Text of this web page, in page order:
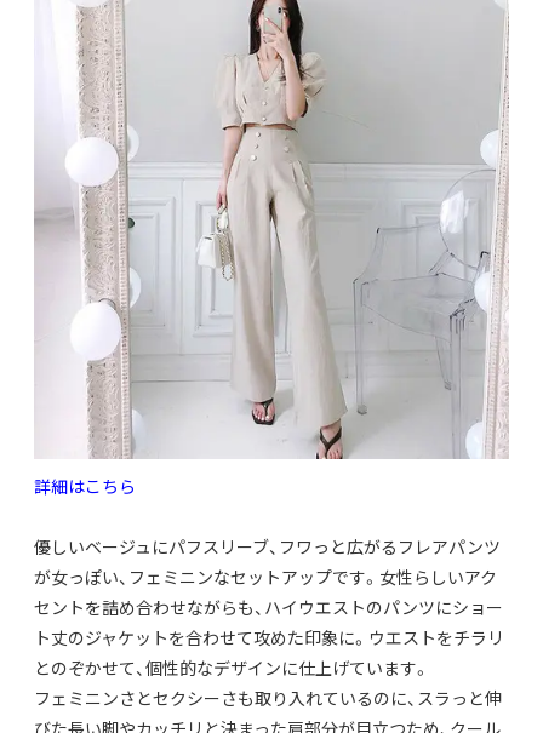
詳細はこちら
優しいベージュにパフスリーブ、 フワっと広がるフレアパンツ
が女っぽい、 フェミニンなセットアップです。 女性らしいアク
セントを詰め合わせながらも、 ハイウエストのパンツにショー
ト丈のジャケットを合わせて攻めた印象に。ウエストをチラリ
とのぞかせて、個性的なデザインに仕上げています。
フェミニンさとセクシーさも取り入れているのに、 スラっと伸